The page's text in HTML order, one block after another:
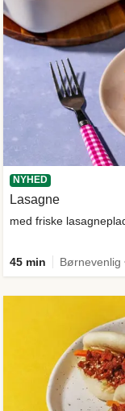
NYHED
Lasagne
med friske
45 min Børnevenlig